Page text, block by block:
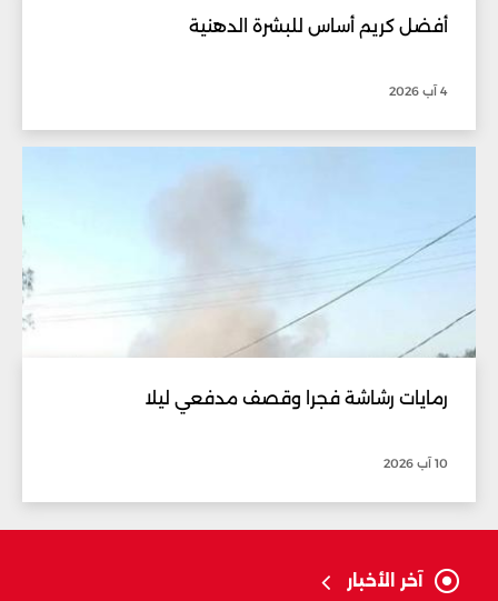
أفضل كريم أساس للبشرة الدهنية
4 آب 2026
رمايات رشاشة فجرا وقصف مدفعي ليلا
10 آب 2026
آخر الأخبار